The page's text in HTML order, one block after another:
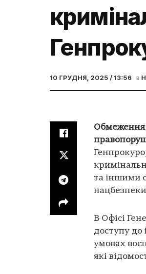
10 ГРУДНЯ, 2025 / 13:56 в
Обмеження
та іншими
В Офісі
доступу до
умовах
які